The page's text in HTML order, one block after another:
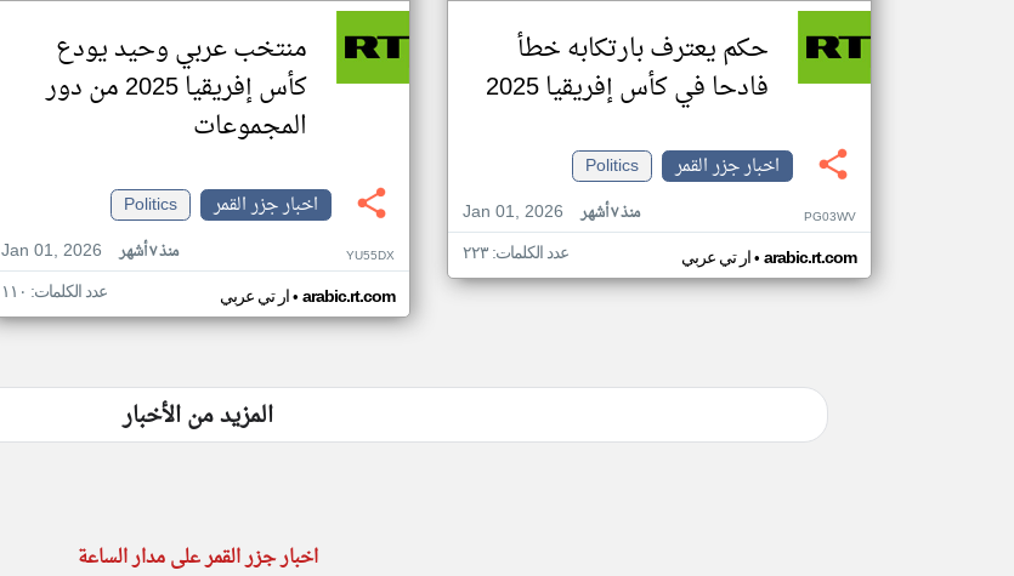
حكم يعترف بارتكابه خطأ
فادحا في كأس إفريقيا 2025
اخبار جزر القمر
Politics
Jan 01, 2026
منذ ٧ أشهر PG03WV
ار تي عربي• arabic.rt.com عدد الكلمات: ٢٢٣
منتخب عربي وحيد يودع
كأس إفريقيا 2025 من دور
المجموعات
اخبار جزر القمر
Politics
Jan 01, 2026
منذ ٧ أشهر YU55DX
ار تي عربي• arabic.rt.com عدد الكلمات: ١١٠
المزيد من الأخبار
اخبار جزر القمر على مدار الساعة